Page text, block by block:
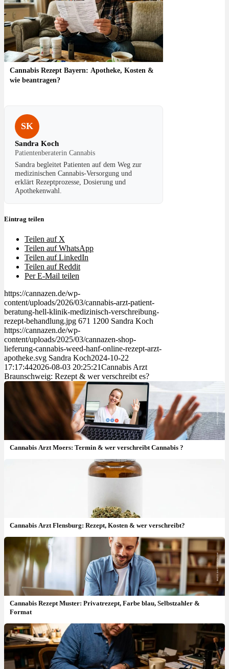
Cannabis Rezept Bayern: Apotheke, Kosten &
wie beantragen?
SK
Sandra Koch
Patientenberaterin Cannabis
Sandra begleitet Patienten auf dem Weg zur
medizinischen Cannabis-Versorgung und
erklärt Rezeptprozesse, Dosierung und
Apothekenwahl.
Eintrag teilen
Teilen auf X
Teilen auf WhatsApp
Teilen auf LinkedIn
Teilen auf Reddit
Per E-Mail teilen
https://cannazen.de/wp-
content/uploads/2026/03/cannabis-arzt-patient-
beratung-hell-klinik-medizinisch-verschreibung-
rezept-behandlung.jpg 671 1200 Sandra Koch
https://cannazen.de/wp-
content/uploads/2025/03/cannazen-shop-
lieferung-cannabis-weed-hanf-online-rezept-arzt-
apotheke.svg Sandra Koch2024-10-22
17:17:442026-08-03 20:25:21Cannabis Arzt
Braunschweig: Rezept & wer verschreibt es?
Cannabis Arzt Moers: Termin & wer verschreibt Cannabis ?
Cannabis Arzt Flensburg: Rezept, Kosten & wer verschreibt?
Cannabis Rezept Muster: Privatrezept, Farbe blau, Selbstzahler &
Format